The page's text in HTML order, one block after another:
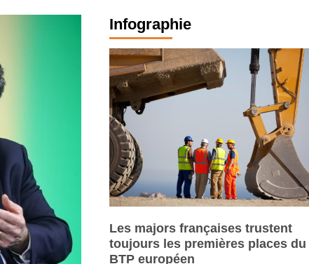
Infographie
Les majors françaises trustent
toujours les premières places du
BTP européen